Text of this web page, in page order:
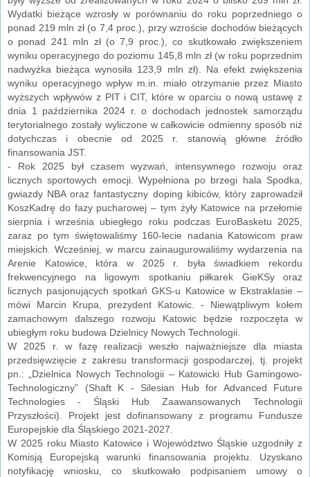
Wydatki bieżące wzrosły w porównaniu do roku poprzedniego o
ponad 219 mln zł (o 7,4 proc.), przy wzroście dochodów bieżących
o ponad 241 mln zł (o 7,9 proc.), co skutkowało zwiększeniem
wyniku operacyjnego do poziomu 145,8 mln zł (w roku poprzednim
nadwyżka bieżąca wynosiła 123,9 mln zł). Na efekt zwiększenia
wyniku operacyjnego wpływ m.in. miało otrzymanie przez Miasto
wyższych wpływów z PIT i CIT, które w oparciu o nową ustawę z
dnia 1 października 2024 r. o dochodach jednostek samorządu
terytorialnego zostały wyliczone w całkowicie odmienny sposób niż
dotychczas i obecnie od 2025 r. stanowią główne źródło
finansowania JST.
- Rok 2025 był czasem wyzwań, intensywnego rozwoju oraz
licznych sportowych emocji. Wypełniona po brzegi hala Spodka,
gwiazdy NBA oraz fantastyczny doping kibiców, który zaprowadził
KoszKadrę do fazy pucharowej – tym żyły Katowice na przełomie
sierpnia i września ubiegłego roku podczas EuroBasketu 2025,
zaraz po tym świętowaliśmy 160-lecie nadania Katowicom praw
miejskich. Wcześniej, w marcu zainaugurowaliśmy wydarzenia na
Arenie Katowice, która w 2025 r. była świadkiem rekordu
frekwencyjnego na ligowym spotkaniu piłkarek GieKSy oraz
licznych pasjonujących spotkań GKS-u Katowice w Ekstraklasie –
mówi Marcin Krupa, prezydent Katowic. - Niewątpliwym kołem
zamachowym dalszego rozwoju Katowic będzie rozpoczęta w
ubiegłym roku budowa Dzielnicy Nowych Technologii.
W 2025 r. w fazę realizacji weszło najważniejsze dla miasta
przedsięwzięcie z zakresu transformacji gospodarczej, tj. projekt
pn.: „Dzielnica Nowych Technologii – Katowicki Hub Gamingowo-
Technologiczny” (Shaft K - Silesian Hub for Advanced Future
Technologies - Śląski Hub Zaawansowanych Technologii
Przyszłości). Projekt jest dofinansowany z programu Fundusze
Europejskie dla Śląskiego 2021-2027.
W 2025 roku Miasto Katowice i Województwo Śląskie uzgodniły z
Komisją Europejską warunki finansowania projektu. Uzyskano
notyfikację wniosku, co skutkowało podpisaniem umowy o